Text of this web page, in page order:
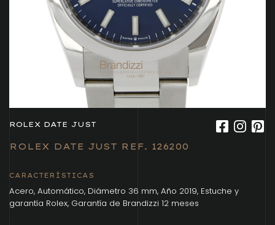
ROLEX DATE JUST
ROLEX DATE JUST REF. 126200
CARACTERÍSTICAS
Acero, Automático, Diámetro 36 mm, Año 2019, Estuche y
garantía Rolex, Garantía de Brandizzi 12 meses